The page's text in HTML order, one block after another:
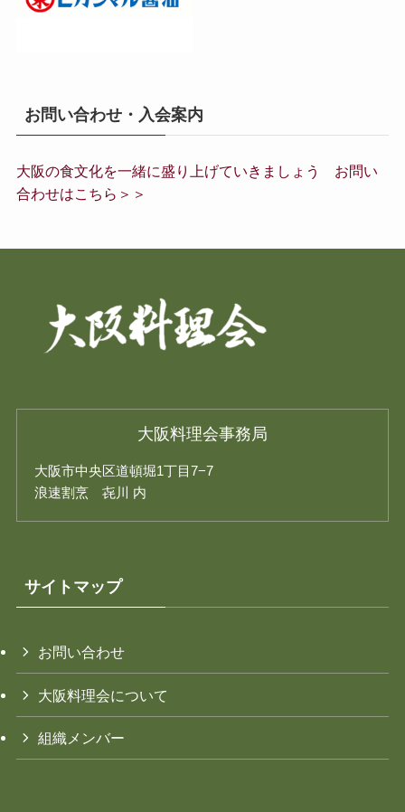
お問い合わせ・入会案内
大阪の食文化を一緒に盛り上げていきましょう お問い
合わせはこちら＞＞
大阪料理会事務局
大阪市中央区道頓堀1丁目7−7
浪速割烹 㐂川 内
サイトマップ
お問い合わせ
大阪料理会について
組織メンバー